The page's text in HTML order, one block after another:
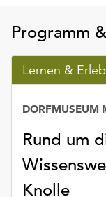
Verfügung.
Cookies
werden
ohne
Ihr
Einverständnis
weiterhin
ausgeführt.
Programm
Lernen &
Rund um
Knolle
DORFMUSEUM